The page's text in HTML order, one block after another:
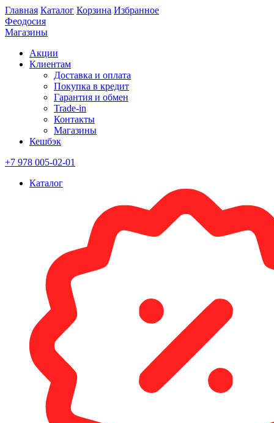
Главная Каталог Корзина Избранное
Феодосия
Магазины
Акции
Клиентам
Доставка и оплата
Покупка в кредит
Гарантия и обмен
Trade-in
Контакты
Магазины
Кешбэк
+7 978 005-02-01
Каталог